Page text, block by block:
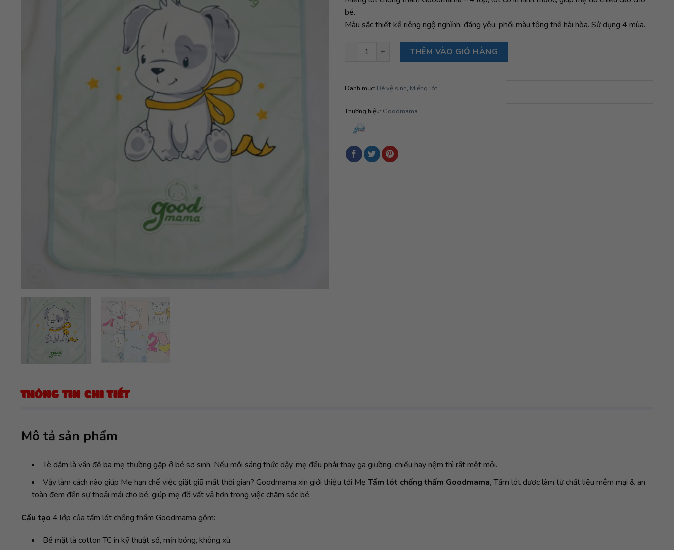
bé.
Màu sắc thiết kế riêng ngộ nghĩnh, đáng yêu, phối màu tổng thể hài hòa. Sử dụng 4 mùa.
Lót chống thấm Goodmama 50×70 - Xanh lá số lượng
THÊM VÀO GIỎ HÀNG
Danh mục: Bé vệ sinh, Miếng lót
Thương hiệu: Goodmama
THÔNG TIN CHI TIẾT
Mô tả sản phẩm
Tè dầm là vấn đề ba mẹ thường gặp ở bé sơ sinh. Nếu mỗi sáng thức dậy, mẹ đều phải thay ga giường, chiếu hay nệm thì rất mệt mỏi.
Vậy làm cách nào giúp Mẹ hạn chế việc giặt giũ mất thời gian? Goodmama xin giới thiệu tới Mẹ Tấm lót chống thấm Goodmama,Tấm lót được làm từ chất liệu mềm mại & an
toàn đem đến sự thoải mái cho bé, giúp mẹ đỡ vất vả hơn trong việc chăm sóc bé.
Cấu tạo 4 lớp của tấm lót chống thấm Goodmama gồm:
Bề mặt là cotton TC in kỹ thuật số, mịn bóng, không xù.